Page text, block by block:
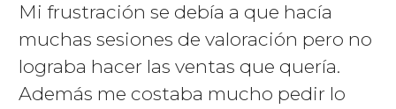
Mi frustración se debía a que hacía
muchas sesiones de valoración pero no
lograba hacer las ventas que quería.
Además me costaba mucho pedir lo